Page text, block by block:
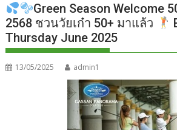
Green Season Welcome
2568 ชวนวัยเก๋า 50+ มาแล้ว
Thursday June 2025
13/05/2025 admin1